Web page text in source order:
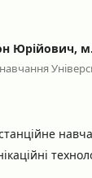
Юрійович, м.